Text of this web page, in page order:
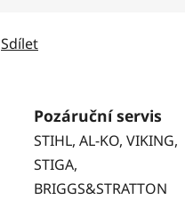
Sdílet
Pozáruční servis
STIHL, AL-KO, VIKING,
STIGA,
BRIGGS&STRATTON